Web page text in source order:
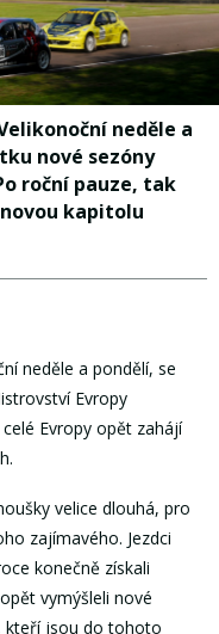
neděle a
nové sezóny
roční pauze, tak
kapitolu
neděle a pondělí, se
Evropy
Evropy opět zahájí
velice dlouhá, pro
zajímavého. Jezdci
konečně získali
vymýšleli nové
kteří jsou do tohoto